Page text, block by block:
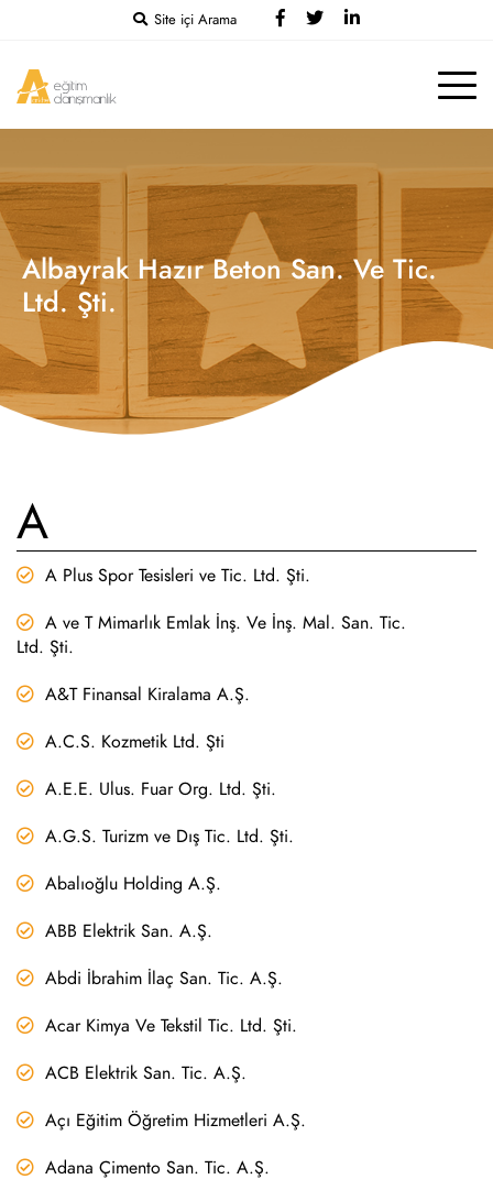
Site içi Arama
Albayrak Hazır Beton San. Ve Tic.
Ltd. Şti.
A
A Plus Spor Tesisleri ve Tic. Ltd. Şti.
A ve T Mimarlık Emlak İnş. Ve İnş. Mal. San. Tic.
Ltd. Şti.
A&T Finansal Kiralama A.Ş.
A.C.S. Kozmetik Ltd. Şti
A.E.E. Ulus. Fuar Org. Ltd. Şti.
A.G.S. Turizm ve Dış Tic. Ltd. Şti.
Abalıoğlu Holding A.Ş.
ABB Elektrik San. A.Ş.
Abdi İbrahim İlaç San. Tic. A.Ş.
Acar Kimya Ve Tekstil Tic. Ltd. Şti.
ACB Elektrik San. Tic. A.Ş.
Açı Eğitim Öğretim Hizmetleri A.Ş.
Adana Çimento San. Tic. A.Ş.